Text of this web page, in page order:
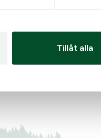
Tillåt alla